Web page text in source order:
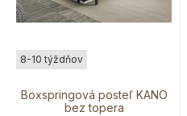
Boxspringová posteľ KANO
bez topera
8-10 týždňov